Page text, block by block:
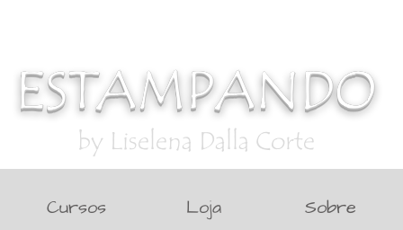
ESTAMPANDO
by Liselena Dalla Corte
Cursos Loja Sobre